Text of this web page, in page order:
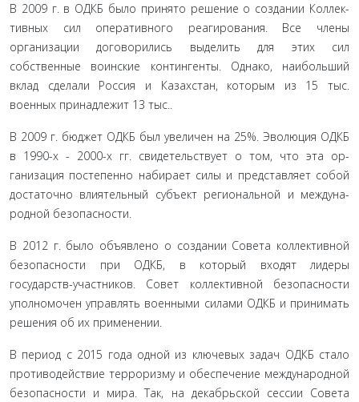
В 2009 г. в ОДКБ было принято решение о создании Коллек­
тивных сил оперативного реагирования. Все члены
организации договорились выделить для этих сил
собственные воинские кон­тингенты. Однако, наибольший
вклад сделали Россия и Казах­стан, которым из 15 тыс.
военных принадлежит 13 тыс..
В 2009 г. бюджет ОДКБ был увеличен на 25%. Эволюция ОДКБ
в 1990-х - 2000-х гг. свидетельствует о том, что эта ор­
ганизация постепенно набирает силы и представляет собой
достаточно влиятельный субъект региональной и междуна­
родной безопасности.
В 2012 г. было объявлено о создании Совета коллектив­ной
безопасности при ОДКБ, в который входят лидеры
государств-участников. Совет коллективной безопасности
упол­номочен управлять военными силами ОДКБ и принимать
решения об их применении.
В период с 2015 года одной из ключевых задач ОДКБ стало
противодействие терроризму и обеспечение между­народной
безопасности и мира. Так, на декабрьской сессии Совета